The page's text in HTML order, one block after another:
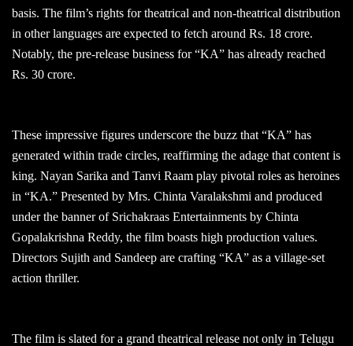
basis. The film’s rights for theatrical and non-theatrical distribution
in other languages are expected to fetch around Rs. 18 crore.
Notably, the pre-release business for “KA” has already reached
Rs. 30 crore.
These impressive figures underscore the buzz that “KA” has
generated within trade circles, reaffirming the adage that content is
king. Nayan Sarika and Tanvi Raam play pivotal roles as heroines
in “KA.” Presented by Mrs. Chinta Varalakshmi and produced
under the banner of Srichakraas Entertainments by Chinta
Gopalakrishna Reddy, the film boasts high production values.
Directors Sujith and Sandeep are crafting “KA” as a village-set
action thriller.
The film is slated for a grand theatrical release not only in Telugu